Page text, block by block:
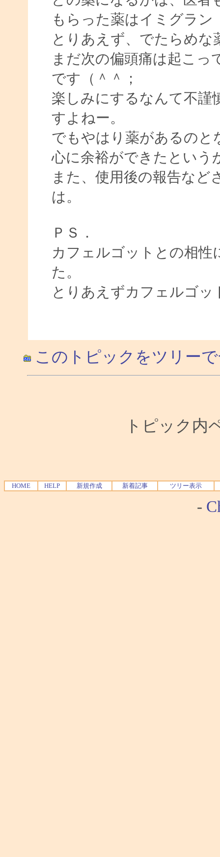
もらった薬はイミグラン
とりあえず、でたらめ
まだ次の偏頭痛は起こ
です（＾＾；
楽しみにするなんて不謹
すよねー。
でもやはり薬があるのと
心に余裕ができたという
また、使用後の報告など
は。
ＰＳ．
カフェルゴットとの相
た。
とりあえずカフェルゴ
このトピックをツリー
トピック内
HOME HELP 新規作成 新着記事 ツリー表示
-